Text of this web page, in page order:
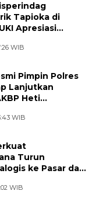
Tapioka di
Apresiasi
WIB
Pimpin Polres
Lanjutkan
Heti
WIB
Turun
ke Pasar dan
WIB